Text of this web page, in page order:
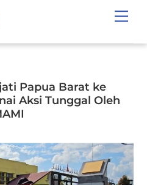
Papua Barat ke
Aksi Tunggal Oleh